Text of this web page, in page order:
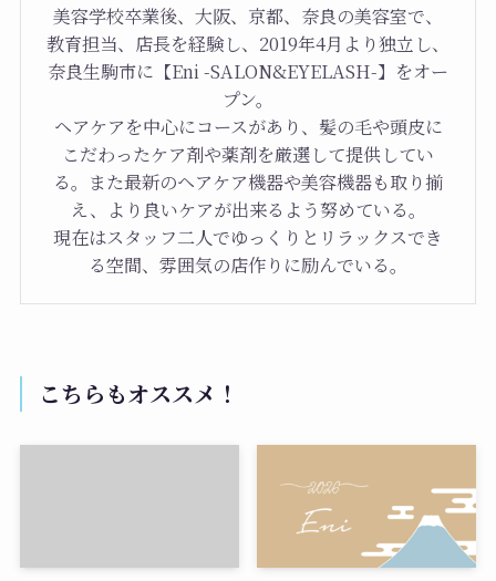
美容学校卒業後、大阪、京都、奈良の美容室で、
教育担当、店長を経験し、2019年4月より独立し、
奈良生駒市に【Eni -SALON&EYELASH-】をオー
プン。
ヘアケアを中心にコースがあり、髪の毛や頭皮に
こだわったケア剤や薬剤を厳選して提供してい
る。また最新のヘアケア機器や美容機器も取り揃
え、より良いケアが出来るよう努めている。
現在はスタッフ二人でゆっくりとリラックスでき
る空間、雰囲気の店作りに励んでいる。
こちらもオススメ！